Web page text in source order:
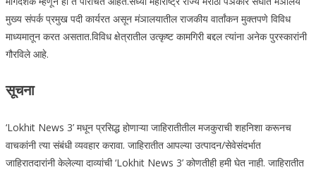
मुख्य संपर्क प्रमुख पदी कार्यरत असून मंञालयातील राजकीय वार्तांकन मुक्तपणे विविध
माध्यमातून करत असतात.विविध क्षेत्रातील उत्कृष्ट कामगिरी बद्दल त्यांना अनेक पुरस्कारांनी
गौरविले आहे.
सूचना
‘Lokhit News 3’ मधून प्रसिद्ध होणाऱ्या जाहिरातीतील मजकुराची शहनिशा करूनच
वाचकांनी त्या संबंधी व्यवहार करावा. जाहिरातीत आपल्या उत्पादन/सेवेसंदर्भात
जाहिरातदारांनी केलेल्या दाव्यांची ‘Lokhit News 3’ कोणतीही हमी घेत नाही. जाहिरातीत